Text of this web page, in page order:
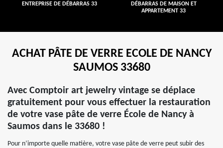
ENTREPRISE DE DÉBARRAS 33
DÉBARRAS DE MAISON ET
APPARTEMENT 33
ACHAT PÂTE DE VERRE ECOLE DE NANCY
SAUMOS 33680
Avec Comptoir art jewelry vintage se déplace
gratuitement pour vous effectuer la restauration
de votre vase pâte de verre École de Nancy à
Saumos dans le 33680 !
Pour n’importe quelle matière, votre vase pâte de verre peut subir des